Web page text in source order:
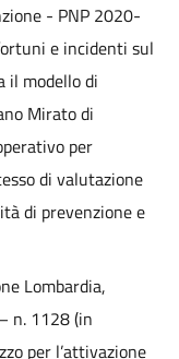
- PNP 2020-
e incidenti sul
il modello di
Mirato di
per
di valutazione
di prevenzione e
Lombardia,
n. 1128 (in
per l’attivazione